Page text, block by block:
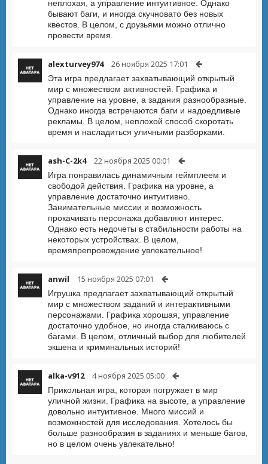
неплохая, а управление интуитивное. Однако
бывают баги, и иногда скучновато без новых
квестов. В целом, с друзьями можно отлично
провести время.
alexturvey974 26 ноября 2025 17:01
Эта игра предлагает захватывающий открытый
мир с множеством активностей. Графика и
управление на уровне, а задания разнообразные.
Однако иногда встречаются баги и надоедливые
рекламы. В целом, неплохой способ скоротать
время и насладиться уличными разборками.
ash-C-2k4 22 ноября 2025 00:01
Игра понравилась динамичным геймплеем и
свободой действия. Графика на уровне, а
управление достаточно интуитивно.
Занимательные миссии и возможность
прокачивать персонажа добавляют интерес.
Однако есть недочеты в стабильности работы на
некоторых устройствах. В целом,
времяпрепровождение увлекательное!
anwil 15 ноября 2025 07:01
Игрушка предлагает захватывающий открытый
мир с множеством заданий и интерактивными
персонажами. Графика хорошая, управление
достаточно удобное, но иногда сталкиваюсь с
багами. В целом, отличный выбор для любителей
экшена и криминальных историй!
alka-v912 4 ноября 2025 05:00
Прикольная игра, которая погружает в мир
уличной жизни. Графика на высоте, а управление
довольно интуитивное. Много миссий и
возможностей для исследования. Хотелось бы
больше разнообразия в заданиях и меньше багов,
но в целом очень увлекательно!